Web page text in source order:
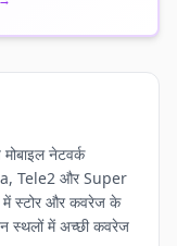
नेटवर्क
Tele2 और Super
में स्टोर और कवरेज के
स्थलों में अच्छी कवरेज